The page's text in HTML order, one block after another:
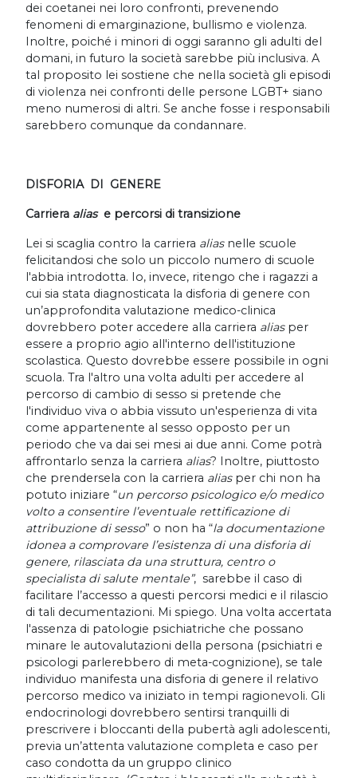
dei coetanei nei loro confronti, prevenendo
fenomeni di emarginazione, bullismo e violenza.
Inoltre, poiché i minori di oggi saranno gli adulti del
domani, in futuro la società sarebbe più inclusiva. A
tal proposito lei sostiene che nella società gli episodi
di violenza nei confronti delle persone LGBT+ siano
meno numerosi di altri. Se anche fosse i responsabili
sarebbero comunque da condannare.
DISFORIA DI GENERE
Carriera alias e percorsi di transizione
Lei si scaglia contro la carriera aliasnelle scuole
felicitandosi che solo un piccolo numero di scuole
l'abbia introdotta. Io, invece, ritengo che i ragazzi a
cui sia stata diagnosticata la disforia di genere con
un’approfondita valutazione medico-clinica
dovrebbero poter accedere alla carriera aliasper
essere a proprio agio all'interno dell'istituzione
scolastica. Questo dovrebbe essere possibile in ogni
scuola. Tra l'altro una volta adulti per accedere al
percorso di cambio di sesso si pretende che
l'individuo viva o abbia vissuto un'esperienza di vita
come appartenente al sesso opposto per un
periodo che va dai sei mesi ai due anni. Come potrà
affrontarlo senza la carriera alias? Inoltre, piuttosto
che prendersela con la carriera aliasper chi non ha
potuto iniziare “un percorso psicologico e/o medico
volto a consentire l’eventuale rettificazione di
attribuzione di sesso” o non ha “la documentazione
idonea a comprovare l’esistenza di una disforia di
genere, rilasciata da una struttura, centro o
specialista di salute mentale”, sarebbe il caso di
facilitare l’accesso a questi percorsi medici e il rilascio
di tali decumentazioni. Mi spiego. Una volta accertata
l'assenza di patologie psichiatriche che possano
minare le autovalutazioni della persona (psichiatri e
psicologi parlerebbero di meta-cognizione), se tale
individuo manifesta una disforia di genere il relativo
percorso medico va iniziato in tempi ragionevoli. Gli
endocrinologi dovrebbero sentirsi tranquilli di
prescrivere i bloccanti della pubertà agli adolescenti,
previa un’attenta valutazione completa e caso per
caso condotta da un gruppo clinico